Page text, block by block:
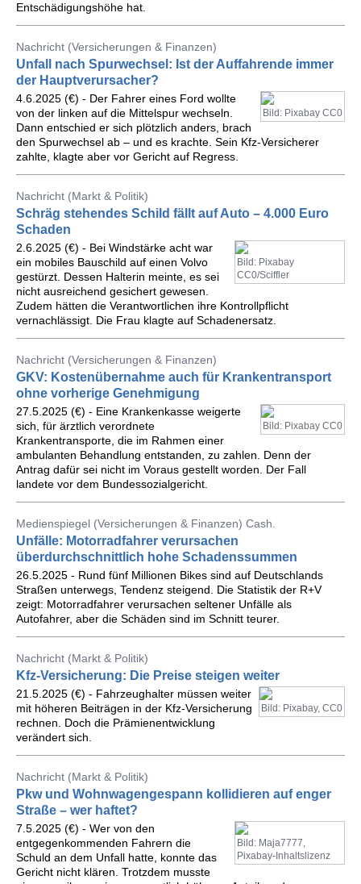
Entschädigungshöhe hat.
Nachricht (Versicherungen & Finanzen)
Unfall nach Spurwechsel: Ist der Auffahrende immer
der Hauptverursacher?
Bild: Pixabay CC0
4.6.2025 (€) - Der Fahrer eines Ford wollte
von der linken auf die Mittelspur wechseln.
Dann entschied er sich plötzlich anders, brach
den Spurwechsel ab – und es krachte. Sein Kfz-Versicherer
zahlte, klagte aber vor Gericht auf Regress.
Nachricht (Markt & Politik)
Schräg stehendes Schild fällt auf Auto – 4.000 Euro
Schaden
Bild: Pixabay
CC0/Sciffler
2.6.2025 (€) - Bei Windstärke acht war
ein mobiles Bauschild auf einen Volvo
gestürzt. Dessen Halterin meinte, es sei
nicht ausreichend gesichert gewesen.
Zudem hätten die Verantwortlichen ihre Kontrollpflicht
vernachlässigt. Die Frau klagte auf Schadenersatz.
Nachricht (Versicherungen & Finanzen)
GKV: Kostenübernahme auch für Krankentransport
ohne vorherige Genehmigung
Bild: Pixabay CC0
27.5.2025 (€) - Eine Krankenkasse weigerte
sich, für ärztlich verordnete
Krankentransporte, die im Rahmen einer
ambulanten Behandlung entstanden, zu zahlen. Denn der
Antrag dafür sei nicht im Voraus gestellt worden. Der Fall
landete vor dem Bundessozialgericht.
Medienspiegel (Versicherungen & Finanzen) Cash.
Unfälle: Motorradfahrer verursachen
überdurchschnittlich hohe Schadenssummen
26.5.2025 - Rund fünf Millionen Bikes sind auf Deutschlands
Straßen unterwegs, Tendenz steigend. Die Statistik der R+V
zeigt: Motorradfahrer verursachen seltener Unfälle als
Autofahrer, aber die Schäden sind im Schnitt teurer.
Nachricht (Markt & Politik)
Kfz-Versicherung: Die Preise steigen weiter
Bild: Pixabay, CC0
21.5.2025 (€) - Fahrzeughalter müssen weiter
mit höheren Beiträgen in der Kfz-Versicherung
rechnen. Doch die Prämienentwicklung
verändert sich.
Nachricht (Markt & Politik)
Pkw und Wohnwagengespann kollidieren auf enger
Straße – wer haftet?
Bild: Maja7777,
Pixabay-Inhaltslizenz
7.5.2025 (€) - Wer von den
entgegenkommenden Fahrern die
Schuld an dem Unfall hatte, konnte das
Gericht nicht klären. Trotzdem musste